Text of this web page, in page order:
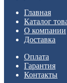
Главная
Каталог
О компании
Доставка
Оплата
Гарантия
Контакты